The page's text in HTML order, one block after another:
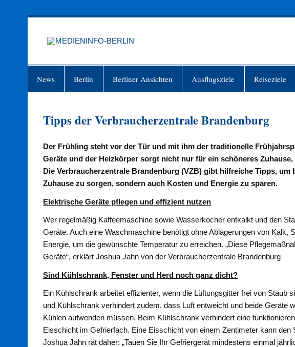
News Berlin Berliner Ansichten Ausflugsziele Reiseziele
Tipps der Verbraucherzentrale Brandenburg
Der Frühling steht vor der Tür und mit ihm der traditionelle
Geräte und der Heizkörper sorgt nicht nur für ein schöneres
Die Verbraucherzentrale Brandenburg (VZB) gibt hilfreiche Tipps,
Zuhause zu sorgen, sondern auch Kosten und Energie zu sparen.
Elektrische Geräte pflegen und effizient nutzen
Wer regelmäßig Kaffeemaschine sowie Wasserkocher entkalkt und den
Geräte. Auch eine Waschmaschine benötigt ohne Ablagerungen von Kalk,
Energie, um die gewünschte Temperatur zu erreichen. „Diese
Geräte“, erklärt Joshua Jahn von der Verbraucherzentrale Brandenburg
Sind Kühlschrank, Fenster und Herd noch ganz dicht?
Ein Kühlschrank arbeitet effizienter, wenn die Lüftungsgitter frei von Staub
und Kühlschrank verhindert zudem, dass Luft entweicht und beide Geräte
Kühlen aufwenden müssen. Beim Kühlschrank verhindert eine
Eisschicht im Gefrierfach. Eine Eisschicht von einem Zentimeter kann
Joshua Jahn rät daher: „Tauen Sie Ihr Gefriergerät mindestens einmal